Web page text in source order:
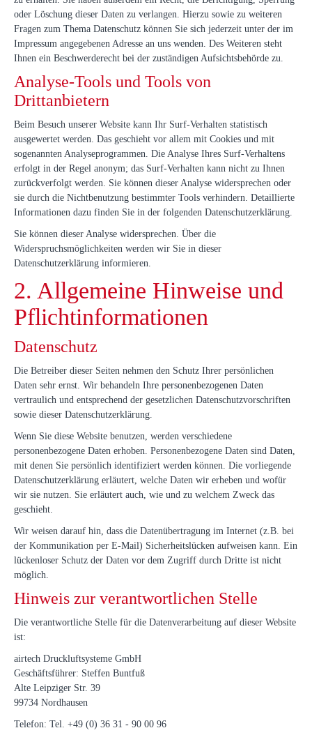
oder Löschung dieser Daten zu verlangen. Hierzu sowie zu weiteren
Fragen zum Thema Datenschutz können Sie sich jederzeit unter der im
Impressum angegebenen Adresse an uns wenden. Des Weiteren steht
Ihnen ein Beschwerderecht bei der zuständigen Aufsichtsbehörde zu.
Analyse-Tools und Tools von
Drittanbietern
Beim Besuch unserer Website kann Ihr Surf-Verhalten statistisch
ausgewertet werden. Das geschieht vor allem mit Cookies und mit
sogenannten Analyseprogrammen. Die Analyse Ihres Surf-Verhaltens
erfolgt in der Regel anonym; das Surf-Verhalten kann nicht zu Ihnen
zurückverfolgt werden. Sie können dieser Analyse widersprechen oder
sie durch die Nichtbenutzung bestimmter Tools verhindern. Detaillierte
Informationen dazu finden Sie in der folgenden Datenschutzerklärung.
Sie können dieser Analyse widersprechen. Über die
Widerspruchsmöglichkeiten werden wir Sie in dieser
Datenschutzerklärung informieren.
2. Allgemeine Hinweise und
Pflichtinformationen
Datenschutz
Die Betreiber dieser Seiten nehmen den Schutz Ihrer persönlichen
Daten sehr ernst. Wir behandeln Ihre personenbezogenen Daten
vertraulich und entsprechend der gesetzlichen Datenschutzvorschriften
sowie dieser Datenschutzerklärung.
Wenn Sie diese Website benutzen, werden verschiedene
personenbezogene Daten erhoben. Personenbezogene Daten sind Daten,
mit denen Sie persönlich identifiziert werden können. Die vorliegende
Datenschutzerklärung erläutert, welche Daten wir erheben und wofür
wir sie nutzen. Sie erläutert auch, wie und zu welchem Zweck das
geschieht.
Wir weisen darauf hin, dass die Datenübertragung im Internet (z.B. bei
der Kommunikation per E-Mail) Sicherheitslücken aufweisen kann. Ein
lückenloser Schutz der Daten vor dem Zugriff durch Dritte ist nicht
möglich.
Hinweis zur verantwortlichen Stelle
Die verantwortliche Stelle für die Datenverarbeitung auf dieser Website
ist:
airtech Druckluftsysteme GmbH
Geschäftsführer: Steffen Buntfuß
Alte Leipziger Str. 39
99734 Nordhausen
Telefon: Tel. +49 (0) 36 31 - 90 00 96